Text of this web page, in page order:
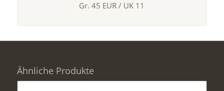
Gr. 45 EUR / UK 11
Ähnliche Produkte